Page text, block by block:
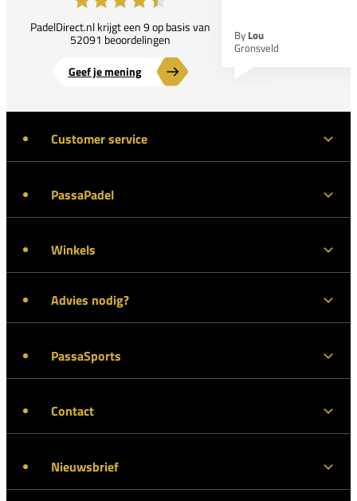
PadelDirect.nl krijgt een 9 op basis van
52091 beoordelingen
Geef je mening
By Lou
Gronsveld
Customer service
PassaPadel
Winkels
Advies nodig?
PassaSports
Contact
Nieuwsbrief